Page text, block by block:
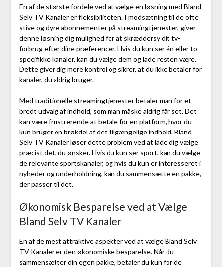
En af de største fordele ved at vælge en løsning med Bland
Selv TV Kanaler er fleksibiliteten. I modsætning til de ofte
stive og dyre abonnementer på streamingtjenester, giver
denne løsning dig mulighed for at skræddersy dit tv-
forbrug efter dine præferencer. Hvis du kun ser én eller to
specifikke kanaler, kan du vælge dem og lade resten være.
Dette giver dig mere kontrol og sikrer, at du ikke betaler for
kanaler, du aldrig bruger.
Med traditionelle streamingtjenester betaler man for et
bredt udvalg af indhold, som man måske aldrig får set. Det
kan være frustrerende at betale for en platform, hvor du
kun bruger en brøkdel af det tilgængelige indhold. Bland
Selv TV Kanaler løser dette problem ved at lade dig vælge
præcist det, du ønsker. Hvis du kun ser sport, kan du vælge
de relevante sportskanaler, og hvis du kun er interesseret i
nyheder og underholdning, kan du sammensætte en pakke,
der passer til det.
Økonomisk Besparelse ved at Vælge
Bland Selv TV Kanaler
En af de mest attraktive aspekter ved at vælge Bland Selv
TV Kanaler er den økonomiske besparelse. Når du
sammensætter din egen pakke, betaler du kun for de